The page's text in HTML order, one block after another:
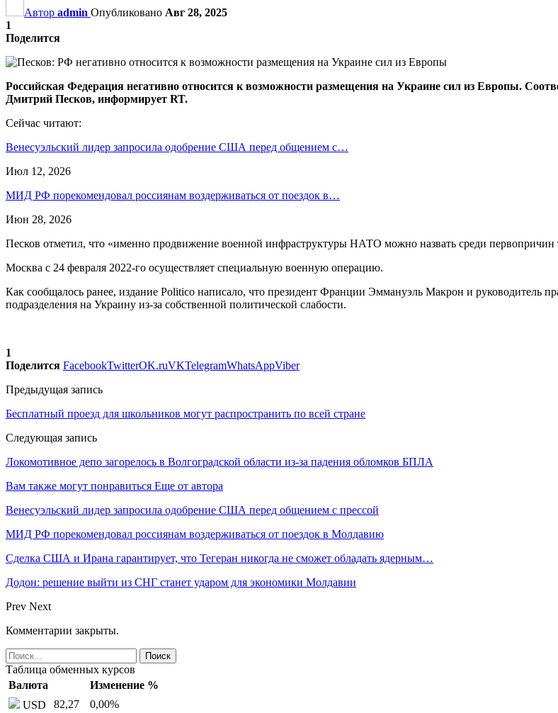
Автор admin Опубликовано Авг 28, 2025
1
Поделится
Российская Федерация негативно относится к возможности размещения на Украине сил из Европы.
Дмитрий Песков, информирует RT.
Сейчас читают:
Венесуэльский лидер запросила одобрение США перед общением с…
Июл 12, 2026
МИД РФ порекомендовал россиянам воздерживаться от поездок в…
Июн 28, 2026
Песков отметил, что «именно продвижение военной инфраструктуры НАТО можно назвать среди первопричин
Москва с 24 февраля 2022-го осуществляет специальную военную операцию.
Как сообщалось ранее, издание Politico написало, что президент Франции Эммануэль Макрон и руководитель
подразделения на Украину из-за собственной политической слабости.
1
Поделится FacebookTwitterOK.ruVKTelegramWhatsAppViber
Предыдущая запись
Бесплатный проезд для школьников могут распространить по всей стране
Следующая запись
Локомотивное депо загорелось в Волгоградской области из-за падения обломков БПЛА
Вам также могут понравиться Еще от автора
Венесуэльский лидер запросила одобрение США перед общением с прессой
МИД РФ порекомендовал россиянам воздерживаться от поездок в Молдавию
Сделка США и Ирана гарантирует, что Тегеран никогда не сможет обладать ядерным…
Додон: решение выйти из СНГ станет ударом для экономики Молдавии
Prev Next
Комментарии закрыты.
Таблица обменных курсов
Валюта
Изменение %
USD
82,27 0,00%